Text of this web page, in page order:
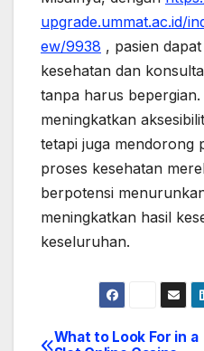
upgrade.ummat.ac.id/
ew/9938 , pasien
kesehatan dan
tanpa harus
meningkatkan
tetapi juga mendorong
proses kesehatan
berpotensi
meningkatkan hasil
keseluruhan.
What to Look For in a